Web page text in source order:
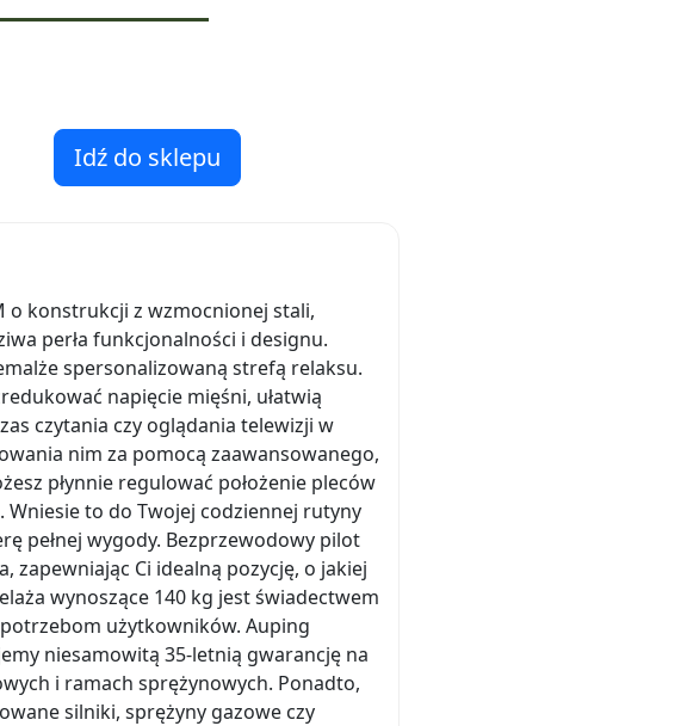
Idź do sklepu
o konstrukcji z wzmocnionej stali,
perła funkcjonalności i designu.
spersonalizowaną strefą relaksu.
napięcie mięśni, ułatwią
czytania czy oglądania telewizji w
nim za pomocą zaawansowanego,
płynnie regulować położenie pleców
to do Twojej codziennej rutyny
pełnej wygody. Bezprzewodowy pilot
zapewniając Ci idealną pozycję, o jakiej
wynoszące 140 kg jest świadectwem
użytkowników. Auping
niesamowitą 35-letnią gwarancję na
i ramach sprężynowych. Ponadto,
silniki, sprężyny gazowe czy